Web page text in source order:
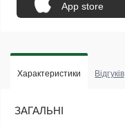
App store
Характеристики Відгуків
ЗАГАЛЬНІ